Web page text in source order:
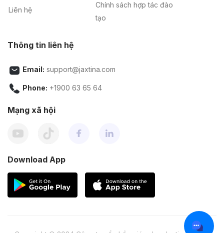
Liên hệ
Chính sách hợp tác đào
tạo
Thông tin liên hệ
Email: support@jaxtina.com
Phone: +1900 63 65 64
Mạng xã hội
Download App